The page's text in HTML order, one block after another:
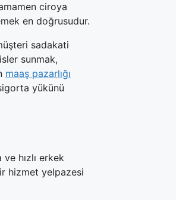
ciroya
en doğrusudur.
sadakati
sunmak,
maaş pazarlığı
yükünü
hızlı erkek
hizmet yelpazesi